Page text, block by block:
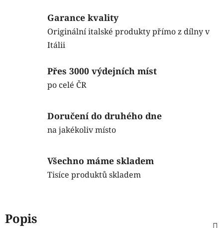
Garance kvality
Originální italské produkty přímo z dílny v
Itálii
Přes 3000 výdejních míst
po celé ČR
Doručení do druhého dne
na jakékoliv místo
Všechno máme skladem
Tisíce produktů skladem
Popis